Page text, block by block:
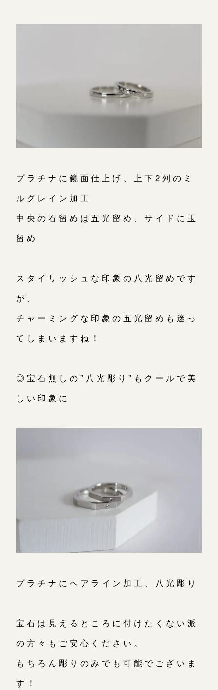
プラチナに鏡面仕上げ、上下2列のミ
ルグレイン加工
中央の石留めは五光留め、サイドに玉
留め
スタイリッシュな印象の八光留めです
が、
チャーミングな印象の五光留めも迷っ
てしまいますね！
◎宝石無しの”八光彫り”もクールで美
しい印象に
プラチナにヘアライン加工、八光彫り
宝石は見えるところに付けたくない派
の方々もご安心ください。
もちろん彫りのみでも可能でございま
す！